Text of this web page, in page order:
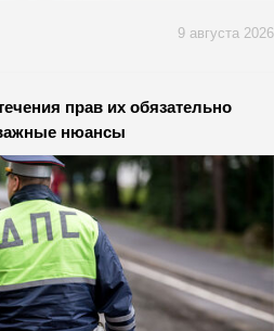
9 августа 2026
прав их обязательно
нюансы